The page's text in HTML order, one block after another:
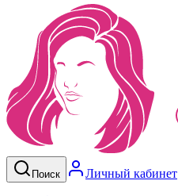
Поиск Личный кабинет